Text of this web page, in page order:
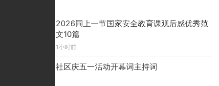
2026同上一节国家安全教育课观后感优秀范
文10篇
1小时前
社区庆五一活动开幕词主持词